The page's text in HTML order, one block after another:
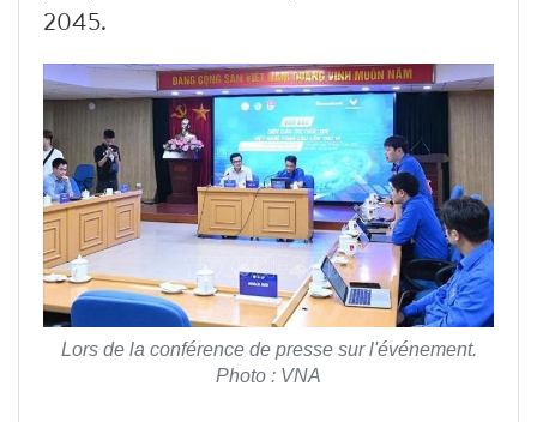
2045.
Lors de la conférence de presse sur l'événement.
Photo : VNA